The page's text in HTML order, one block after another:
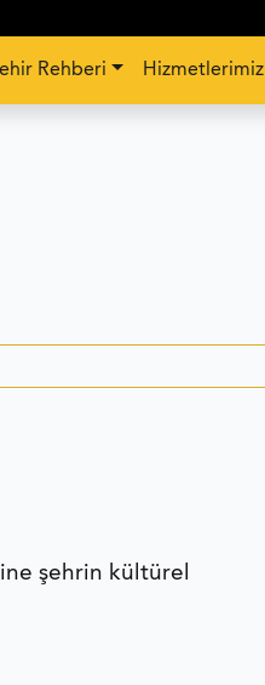
Rehberi Hizmetlerimiz
şehrin kültürel